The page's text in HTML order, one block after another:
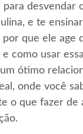
para desvendar
e te
por que ele age
e como usar
ótimo
onde você
o que fazer de